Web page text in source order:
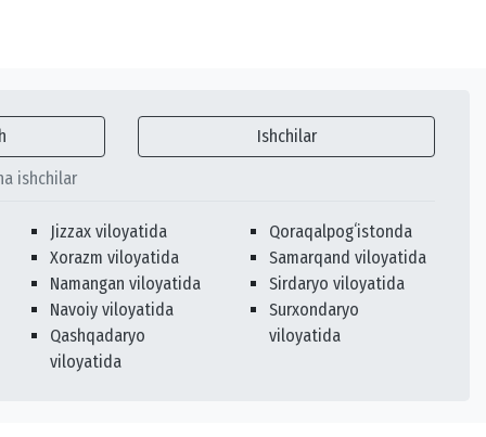
Ishchilar
ishchilar
Jizzax viloyatida
Xorazm viloyatida
Namangan viloyatida
Navoiy viloyatida
Qashqadaryo
viloyatida
Qoraqalpogʻistonda
Samarqand viloyatida
Sirdaryo viloyatida
Surxondaryo
viloyatida